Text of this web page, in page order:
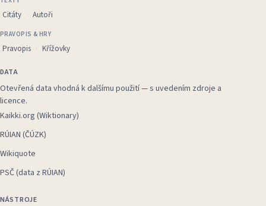
Citáty Autoři
PRAVOPIS & HRY
Pravopis Křížovky
DATA
Otevřená data vhodná k dalšímu použití — s uvedením zdroje a
licence.
Kaikki.org (Wiktionary)
RÚIAN (ČÚZK)
Wikiquote
PSČ (data z RÚIAN)
NÁSTROJE